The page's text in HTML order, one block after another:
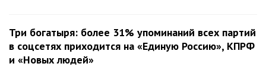
Три богатыря: более 31% упоминаний всех партий
в соцсетях приходится на «Единую Россию», КПРФ
и «Новых людей»